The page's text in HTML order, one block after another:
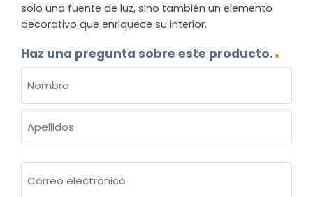
solo una fuente de luz, sino también un elemento
decorativo que enriquece su interior.
Haz una pregunta sobre este producto.
(OBLIGATORIO)
Nombre
electrónico